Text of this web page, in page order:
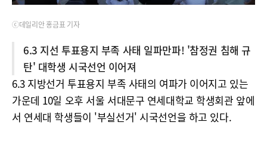
ⓒ데일리안 홍금표 기자
6.3 지선 투표용지 부족 사태 일파만파! '참정권 침해 규
탄' 대학생 시국선언 이어져
6.3 지방선거 투표용지 부족 사태의 여파가 이어지고 있는
가운데 10일 오후 서울 서대문구 연세대학교 학생회관 앞에
서 연세대 학생들이 '부실선거' 시국선언을 하고 있다.